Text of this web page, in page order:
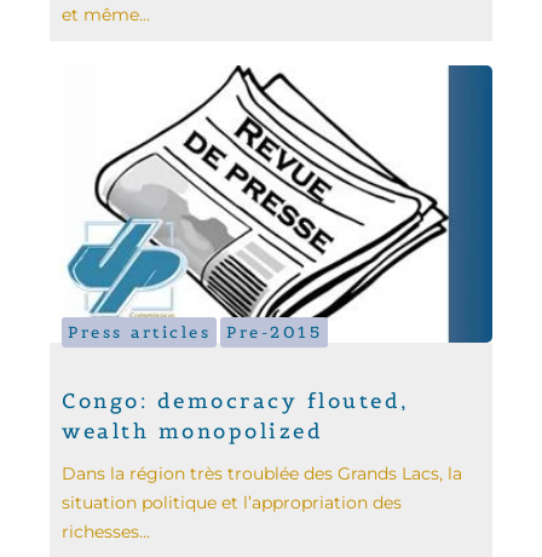
et même...
Press articles Pre-2015
Congo: democracy flouted,
wealth monopolized
Dans la région très troublée des Grands Lacs, la
situation politique et l’appropriation des
richesses...